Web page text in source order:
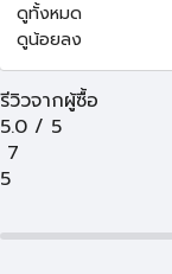
ดูทั้งหมด
ดูน้อยลง
รีวิวจากผู้ซื้อ
5.0 / 5
7
5